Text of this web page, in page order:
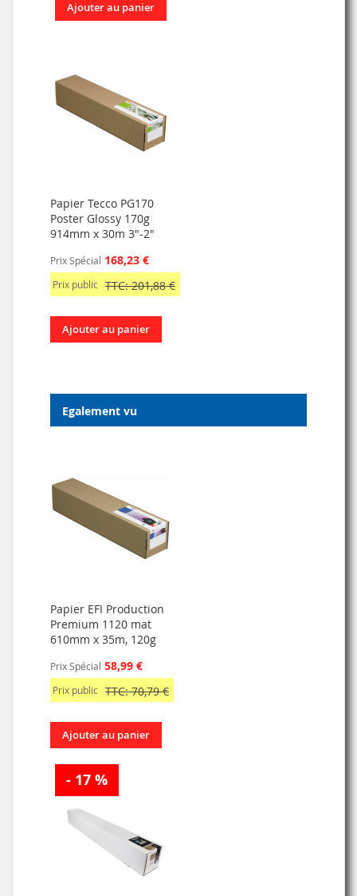
Ajouter au panier
Papier Tecco PG170
Poster Glossy 170g
914mm x 30m 3"-2"
Prix Spécial 168,23 €
Prix public TTC: 201,88 €
Ajouter au panier
Egalement vu
Papier EFI Production
Premium 1120 mat
610mm x 35m, 120g
Prix Spécial 58,99 €
Prix public TTC: 70,79 €
Ajouter au panier
- 17 %